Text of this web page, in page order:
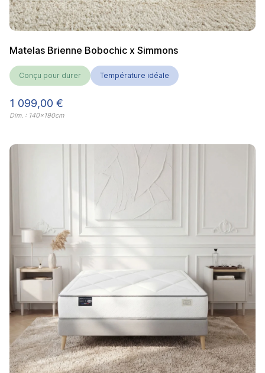
Matelas Brienne Bobochic x Simmons
Conçu pour durer Température idéale
Prix
1 099,00 €
Dim. : 140x190cm